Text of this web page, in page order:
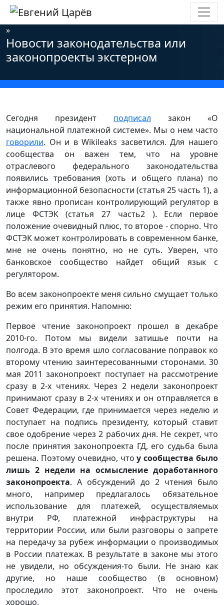
Главная»Новости»Информационная безопасность
»
Новости законодательства или
законопроекты экстерном
Сегодня президент подписал закон «О
национальной платежной системе». Мы о нем часто
говорили. Он и в Wikileaks засветился. Для нашего
сообщества он важен тем, что на уровне
отраслевого федерального законодательства
появились требования (хоть и общего плана) по
информационной безопасности (статья 25 часть 1), а
также явно прописан контролирующий регулятор в
лице ФСТЭК (статья 27 часть2 ). Если первое
положение очевидный плюс, то второе - спорно. Что
ФСТЭК может контролировать в современном банке,
мне не очень понятно, но не суть. Уверен, что
банковское сообщество найдет общий язык с
регулятором.
Во всем законопроекте меня сильно смущает только
режим его принятия. Напомню:
Первое чтение законопроект прошел в декабре
2010-го. Потом мы видели затишье почти на
полгода. В это время шло согласование поправок ко
второму чтению заинтересованными сторонами. 30
мая 2011 законопроект поступает на рассмотрение
сразу в 2-х чтениях. Через 2 недели законопроект
принимают сразу в 2-х чтениях и он отправляется в
Совет Федерации, где принимается через неделю и
поступает на подпись президенту, который ставит
свое одобрение через 2 рабочих дня. Не секрет, что
после принятия законопроекта ГД, его судьба была
решена. Поэтому очевидно, чтоу сообщества было
лишь 2 недели на осмысление доработанного
законопроекта. А обсуждений до 2 чтения было
много, например предлагалось обязательное
использование для платежей, осуществляемых
внутри РФ, платежной инфраструктуры на
территории России, или были разговоры о запрете
на передачу за рубеж информации о производимых
в России платежах. В результате в законе мы этого
не увидели, но обсуждения-то были. Не знаю как
другие, но наше сообщество (в основном)
проследило этот законопроект. Что не очень
хорошо.